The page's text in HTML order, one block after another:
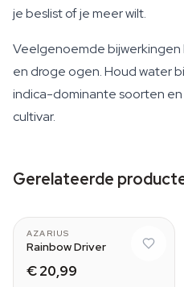
je beslist of je meer wilt.
Veelgenoemde bijwerkingen
en droge ogen. Houd water
indica-dominante soorten
cultivar.
Gerelateerde
AZARIUS
Rainbow Driver
€ 20,99